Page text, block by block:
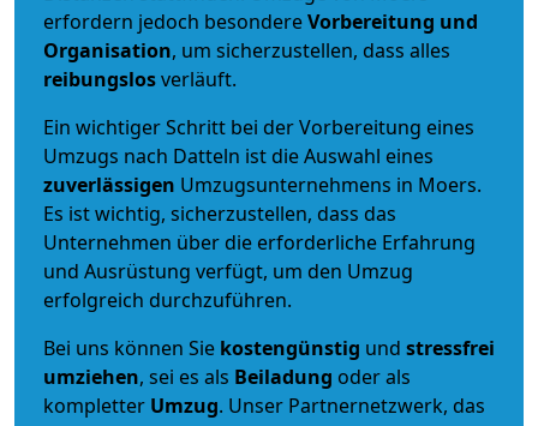
erfordern jedoch besondereVorbereitung und
Organisation, um sicherzustellen, dass alles
reibungslosverläuft.
Ein wichtiger Schritt bei der Vorbereitung eines
Umzugs nach Datteln ist die Auswahl eines
zuverlässigen Umzugsunternehmens in Moers.
Es ist wichtig, sicherzustellen, dass das
Unternehmen über die erforderliche Erfahrung
und Ausrüstung verfügt, um den Umzug
erfolgreich durchzuführen.
Bei uns können Sie kostengünstig und stressfrei
umziehen, sei es als Beiladung oder als
kompletter Umzug. Unser Partnernetzwerk, das